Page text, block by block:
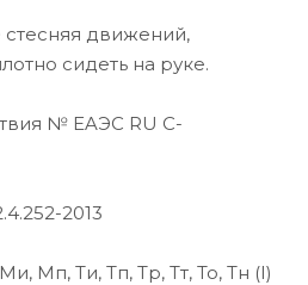
стесняя движений,
сидеть на руке.
№ EAЭС RU C-
2013
Мп, Ти, Тп, Тр, Тт, То, Тн (I)